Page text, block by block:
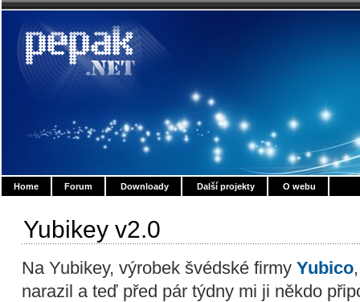
Home Forum Downloady Další projekty O webu
Yubikey v2.0
Na Yubikey, výrobek švédské firmy Yubico
narazil a teď před pár týdny mi ji někdo